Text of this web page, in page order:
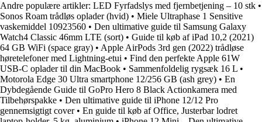
Andre populære artikler: LED Fyrfadslys med fjernbetjening – 10 stk •
Sonos Roam trådløs oplader (hvid) • Miele Ultraphase 1 Sensitive
vaskemiddel 10923560 • Den ultimative guide til Samsung Galaxy
Watch4 Classic 46mm LTE (sort) • Guide til køb af iPad 10,2 (2021)
64 GB WiFi (space gray) • Apple AirPods 3rd gen (2022) trådløse
høretelefoner med Lightning-etui • Find den perfekte Apple 61W
USB-C oplader til din MacBook • Sammenfoldelig rygsæk 16 L •
Motorola Edge 30 Ultra smartphone 12/256 GB (ash grey) • En
Dybdegående Guide til GoPro Hero 8 Black Actionkamera med
Tilbehørspakke • Den ultimative guide til iPhone 12/12 Pro
gennemsigtigt cover• En guide til køb af Office, Justerbar lodret